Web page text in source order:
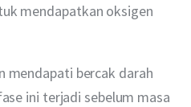
mendapatkan oksigen
mendapati bercak darah
ini terjadi sebelum masa